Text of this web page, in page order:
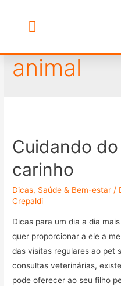
animal
Cuidando
carinho
Dicas, Saúde & Bem-estar /
Crepaldi
Dicas para um dia a dia
quer proporcionar a ele a
das visitas regulares ao pet
consultas veterinárias,
pode oferecer ao seu filho